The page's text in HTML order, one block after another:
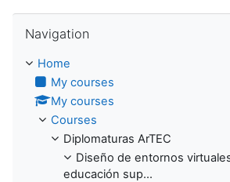
Navigation
Home
My courses
My courses
Courses
Diplomaturas ArTEC
Diseño de entornos
educación sup...